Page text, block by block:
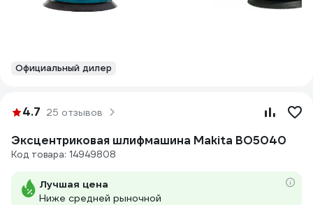
Официальный дилер
4.7 25 отзывов
Эксцентриковая шлифмашина Makita BO5040
Код товара: 14949808
Лучшая цена
Ниже средней рыночной